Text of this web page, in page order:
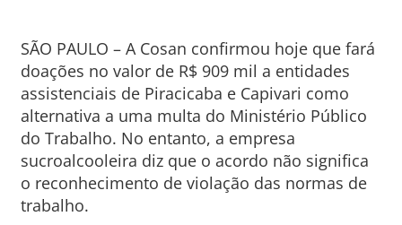
SÃO PAULO – A Cosan confirmou hoje que fará
doações no valor de R$ 909 mil a entidades
assistenciais de Piracicaba e Capivari como
alternativa a uma multa do Ministério Público
do Trabalho. No entanto, a empresa
sucroalcooleira diz que o acordo não significa
o reconhecimento de violação das normas de
trabalho.